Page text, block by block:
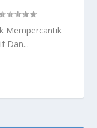
Mempercantik
Dan...